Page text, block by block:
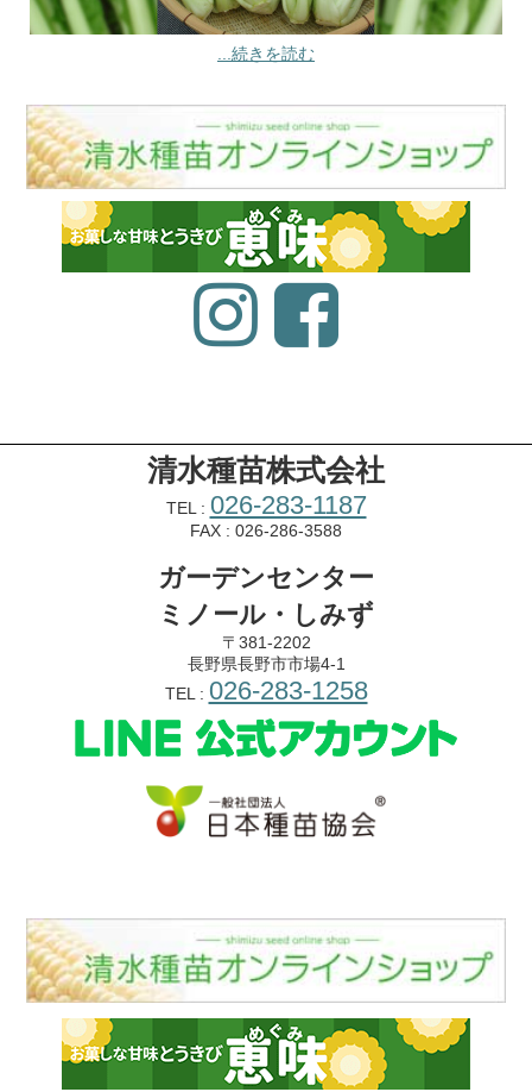
...続きを読む
清水種苗株式会社
TEL : 026-283-1187
FAX : 026-286-3588
ガーデンセンター
ミノール・しみず
〒381-2202
長野県長野市市場4-1
TEL : 026-283-1258